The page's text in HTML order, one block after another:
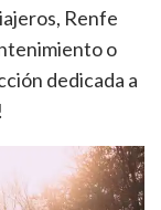
Renfe
o
dedicada a